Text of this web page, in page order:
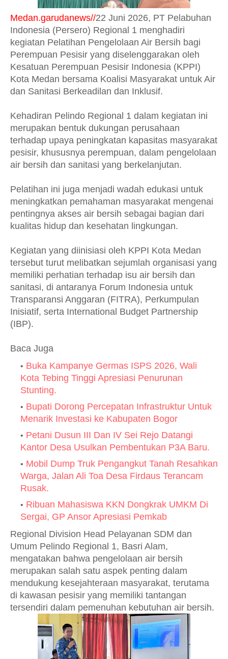
Medan.garudanews//22 Juni 2026, PT Pelabuhan
Indonesia (Persero) Regional 1 menghadiri
kegiatan Pelatihan Pengelolaan Air Bersih bagi
Perempuan Pesisir yang diselenggarakan oleh
Kesatuan Perempuan Pesisir Indonesia (KPPI)
Kota Medan bersama Koalisi Masyarakat untuk Air
dan Sanitasi Berkeadilan dan Inklusif.
Kehadiran Pelindo Regional 1 dalam kegiatan ini
merupakan bentuk dukungan perusahaan
terhadap upaya peningkatan kapasitas masyarakat
pesisir, khususnya perempuan, dalam pengelolaan
air bersih dan sanitasi yang berkelanjutan.
Pelatihan ini juga menjadi wadah edukasi untuk
meningkatkan pemahaman masyarakat mengenai
pentingnya akses air bersih sebagai bagian dari
kualitas hidup dan kesehatan lingkungan.
Kegiatan yang diinisiasi oleh KPPI Kota Medan
tersebut turut melibatkan sejumlah organisasi yang
memiliki perhatian terhadap isu air bersih dan
sanitasi, di antaranya Forum Indonesia untuk
Transparansi Anggaran (FITRA), Perkumpulan
Inisiatif, serta International Budget Partnership
(IBP).
Baca Juga
Buka Kampanye Germas ISPS 2026, Wali
Kota Tebing Tinggi Apresiasi Penurunan
Stunting.
Bupati Dorong Percepatan Infrastruktur Untuk
Menarik Investasi ke Kabupaten Bogor
Petani Dusun III Dan IV Sei Rejo Datangi
Kantor Desa Usulkan Pembentukan P3A Baru.
Mobil Dump Truk Pengangkut Tanah Resahkan
Warga, Jalan Ali Toa Desa Firdaus Terancam
Rusak.
Ribuan Mahasiswa KKN Dongkrak UMKM Di
Sergai, GP Ansor Apresiasi Pemkab
Regional Division Head Pelayanan SDM dan
Umum Pelindo Regional 1, Basri Alam,
mengatakan bahwa pengelolaan air bersih
merupakan salah satu aspek penting dalam
mendukung kesejahteraan masyarakat, terutama
di kawasan pesisir yang memiliki tantangan
tersendiri dalam pemenuhan kebutuhan air bersih.